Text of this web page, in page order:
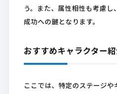
う。また、属性相性も考慮し
成功への鍵となります。
おすすめキャラクター紹
ここでは、特定のステージ